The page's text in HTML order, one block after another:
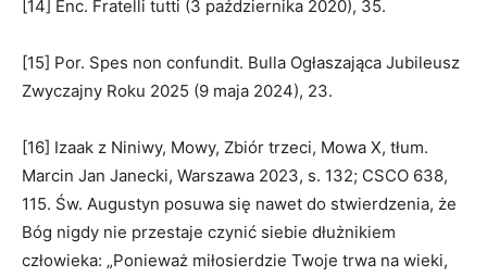
[14] Enc. Fratelli tutti (3 października 2020), 35.
[15] Por. Spes non confundit. Bulla Ogłaszająca Jubileusz
Zwyczajny Roku 2025 (9 maja 2024), 23.
[16] Izaak z Niniwy, Mowy, Zbiór trzeci, Mowa X, tłum.
Marcin Jan Janecki, Warszawa 2023, s. 132; CSCO 638,
115. Św. Augustyn posuwa się nawet do stwierdzenia, że
Bóg nigdy nie przestaje czynić siebie dłużnikiem
człowieka: „Ponieważ miłosierdzie Twoje trwa na wieki,